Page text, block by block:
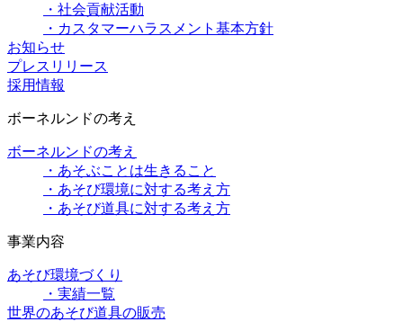
・社会貢献活動
・カスタマーハラスメント基本方針
お知らせ
プレスリリース
採用情報
ボーネルンドの考え
ボーネルンドの考え
・あそぶことは生きること
・あそび環境に対する考え方
・あそび道具に対する考え方
事業内容
あそび環境づくり
・実績一覧
世界のあそび道具の販売